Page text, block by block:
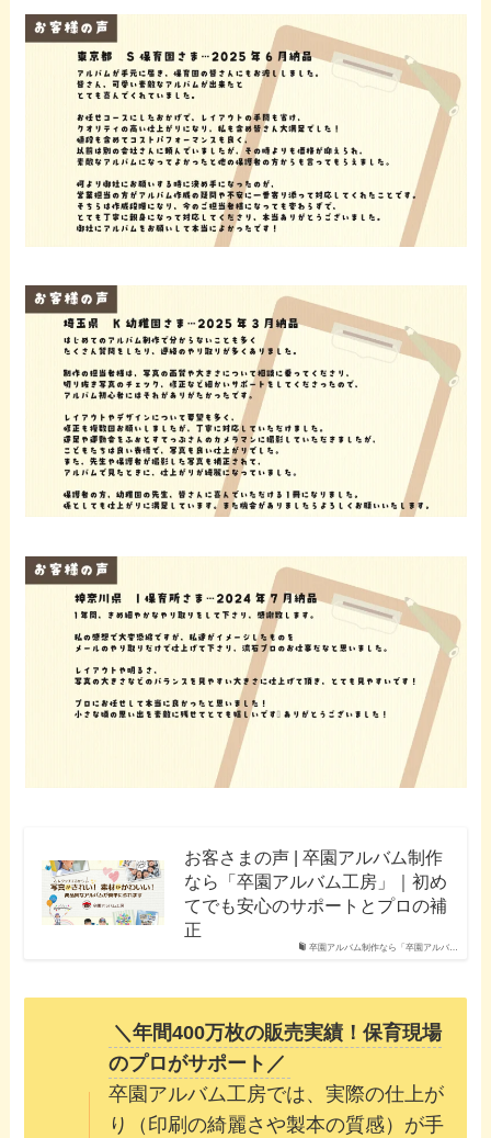
卒園アルバム制作なら「卒園アルバ…
お客さまの声 | 卒園アルバム制作
なら「卒園アルバム工房」｜初め
てでも安心のサポートとプロの補
正
＼年間400万枚の販売実績！保育現場
のプロがサポート／
卒園アルバム工房では、実際の仕上が
り（印刷の綺麗さや製本の質感）が手